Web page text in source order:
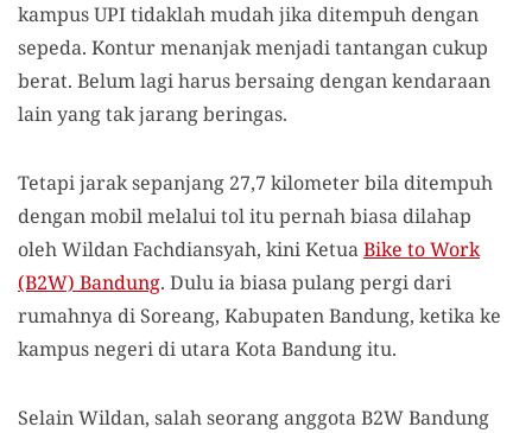
kampus UPI tidaklah mudah jika ditempuh dengan
sepeda. Kontur menanjak menjadi tantangan cukup
berat. Belum lagi harus bersaing dengan kendaraan
lain yang tak jarang beringas.
Tetapi jarak sepanjang 27,7 kilometer bila ditempuh
dengan mobil melalui tol itu pernah biasa dilahap
oleh Wildan Fachdiansyah, kini KetuaBike to Work
(B2W) Bandung. Dulu ia biasa pulang pergi dari
rumahnya di Soreang, Kabupaten Bandung, ketika ke
kampus negeri di utara Kota Bandung itu.
Selain Wildan, salah seorang anggota B2W Bandung